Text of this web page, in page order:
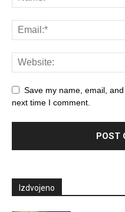
Save my name, email,
next time I comment.
Izdvojeno